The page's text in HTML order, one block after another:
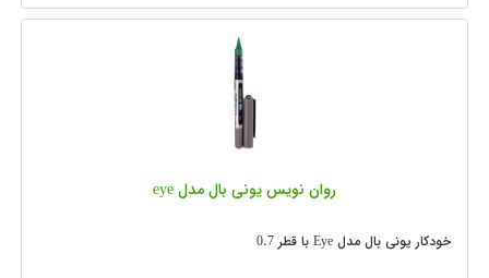
روان نویس یونی بال مدل eye
خودکار یونی بال مدل Eye با قطر 0.7